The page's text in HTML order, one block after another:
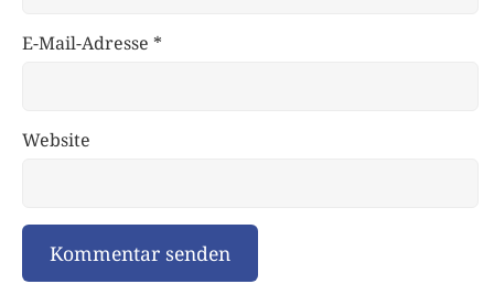
E-Mail-Adresse *
Website